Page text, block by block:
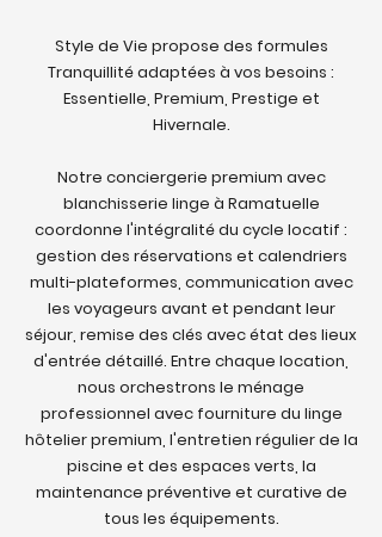
Style de Vie propose des formules
Tranquillité adaptées à vos besoins :
Essentielle, Premium, Prestige et
Hivernale.
Notre conciergerie premium avec
blanchisserie linge à Ramatuelle
coordonne l'intégralité du cycle locatif :
gestion des réservations et calendriers
multi-plateformes, communication avec
les voyageurs avant et pendant leur
séjour, remise des clés avec état des lieux
d'entrée détaillé. Entre chaque location,
nous orchestrons le ménage
professionnel avec fourniture du linge
hôtelier premium, l'entretien régulier de la
piscine et des espaces verts, la
maintenance préventive et curative de
tous les équipements.